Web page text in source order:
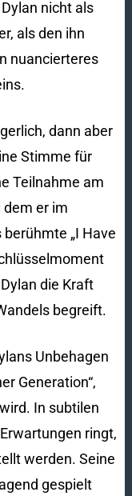
nicht als
als den ihn
nuancierteres
dann aber
Stimme für
Teilnahme am
dem er im
„I Have
die Kraft
begreift.
Unbehagen
Generation“,
In subtilen
ringt,
werden. Seine
gespielt